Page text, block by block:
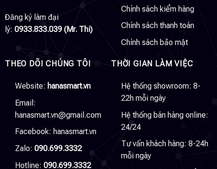
Đăng ký làm đại
lý: 0933.833.039 (Mr. Thi)
Chính sách kiểm hàng
Chính sách thanh toán
Chính sách bảo mật
THEO DÕI CHÚNG TÔI
Website: hanasmart.vn
Email:
hanasmart.vn@gmail.com
Facebook: hanasmart.vn
Zalo: 090.699.3332
Hotline: 090.699.3332
THỜI GIAN LÀM VIỆC
Hệ thống showroom: 8-
22h mỗi ngày
Hệ thống bán hàng online:
24/24
Tư vấn khách hàng: 8-24h
mỗi ngày